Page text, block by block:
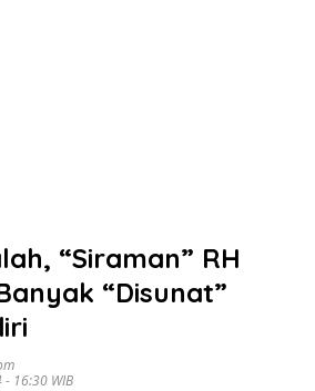
“Siraman” RH
“Disunat”
- 16:30 WIB